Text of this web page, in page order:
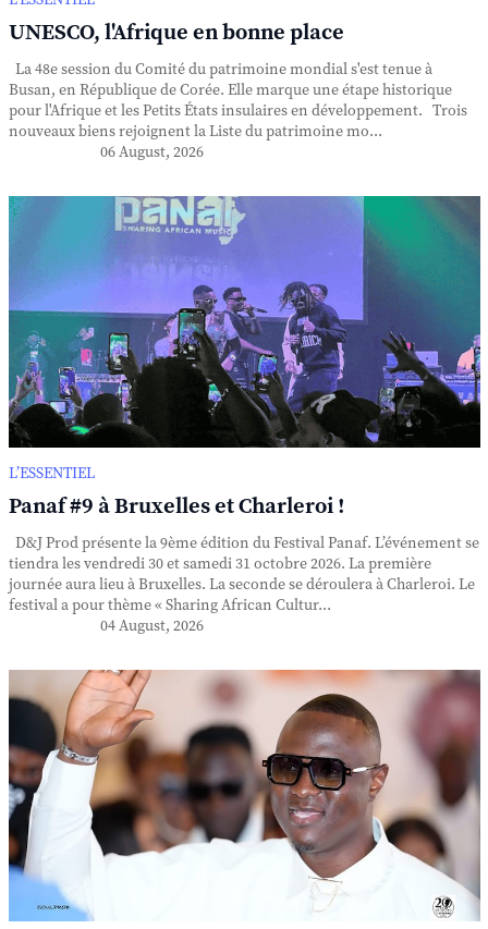
UNESCO, l'Afrique en bonne place
La 48e session du Comité du patrimoine mondial s'est tenue à
Busan, en République de Corée. Elle marque une étape historique
pour l'Afrique et les Petits États insulaires en développement. Trois
nouveaux biens rejoignent la Liste du patrimoine mo...
06 August, 2026
L’ESSENTIEL
Panaf #9 à Bruxelles et Charleroi !
D&J Prod présente la 9ème édition du Festival Panaf. L’événement se
tiendra les vendredi 30 et samedi 31 octobre 2026. La première
journée aura lieu à Bruxelles. La seconde se déroulera à Charleroi. Le
festival a pour thème « Sharing African Cultur...
04 August, 2026